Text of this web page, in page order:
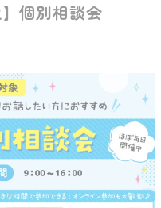
】個別相談会